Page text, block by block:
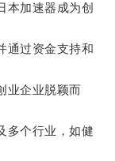
加速器成为创
过资金支持和
企业脱颖而
个行业，如健